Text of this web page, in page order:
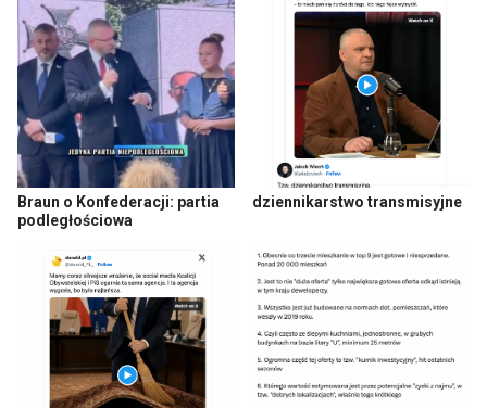
Braun o Konfederacji: partia
podległościowa
dziennikarstwo transmisyjne